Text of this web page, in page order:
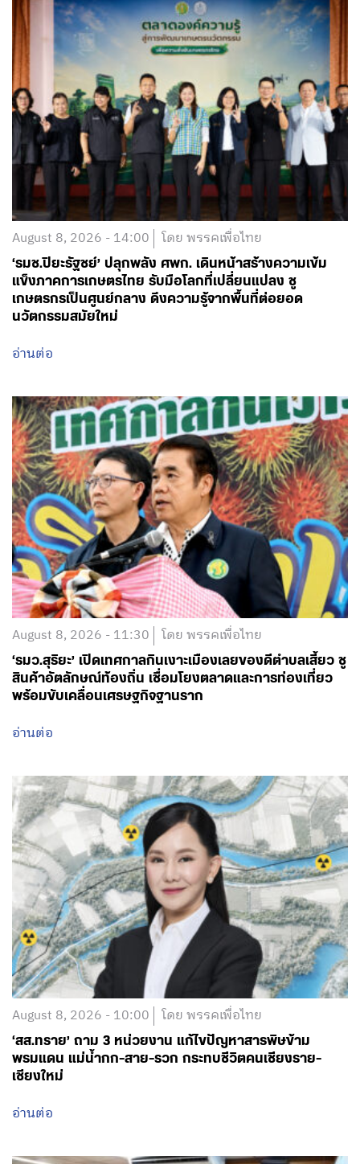
August 8, 2026 - 14:00 โดย พรรคเพื่อไทย
‘รมช.ปิยะรัฐชย์’ ปลุกพลัง ศพก. เดินหน้าสร้างความเข้ม
แข็งภาคการเกษตรไทย รับมือโลกที่เปลี่ยนแปลง ชู
เกษตรกรเป็นศูนย์กลาง ดึงความรู้จากพื้นที่ต่อยอด
นวัตกรรมสมัยใหม่
อ่านต่อ
August 8, 2026 - 11:30 โดย พรรคเพื่อไทย
‘รมว.สุริยะ’ เปิดเทศกาลกินเงาะเมืองเลยของดีตำบลเสี้ยว ชู
สินค้าอัตลักษณ์ท้องถิ่น เชื่อมโยงตลาดและการท่องเที่ยว
พร้อมขับเคลื่อนเศรษฐกิจฐานราก
อ่านต่อ
August 8, 2026 - 10:00 โดย พรรคเพื่อไทย
‘สส.ทราย’ ถาม 3 หน่วยงาน แก้ไขปัญหาสารพิษข้าม
พรมแดน แม่น้ำกก-สาย-รวก กระทบชีวิตคนเชียงราย-
เชียงใหม่
อ่านต่อ